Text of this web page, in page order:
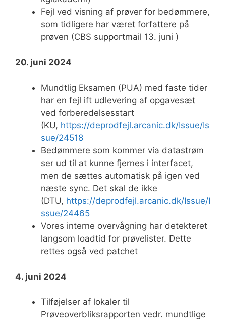
Fejl ved visning af prøver for bedømmere,
som tidligere har været forfattere på
prøven (CBS supportmail 13. juni )
20. juni 2024
Mundtlig Eksamen (PUA) med faste tider
har en fejl ift udlevering af opgavesæt
ved forberedelsesstart
(KU, https://deprodfejl.arcanic.dk/Issue/Is
sue/24518
Bedømmere som kommer via datastrøm
ser ud til at kunne fjernes i interfacet,
men de sættes automatisk på igen ved
næste sync. Det skal de ikke
(DTU, https://deprodfejl.arcanic.dk/Issue/I
ssue/24465
Vores interne overvågning har detekteret
langsom loadtid for prøvelister. Dette
rettes også ved patchet
4. juni 2024
Tilføjelser af lokaler til
Prøveoverbliksrapporten vedr. mundtlige